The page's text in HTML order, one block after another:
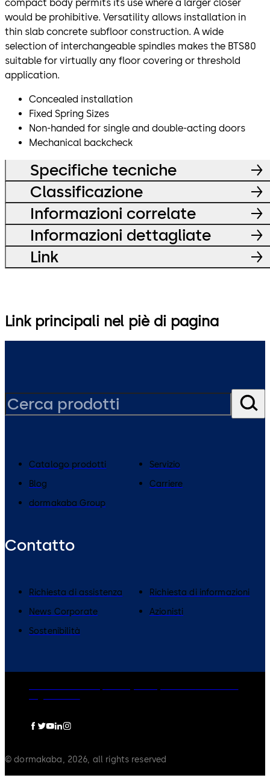
compact body permits its use where a larger closer
would be prohibitive. Versatility allows installation in
thin slab concrete subfloor construction. A wide
selection of interchangeable spindles makes the BTS80
suitable for virtually any floor covering or threshold
application.
Concealed installation
Fixed Spring Sizes
Non-handed for single and double-acting doors
Mechanical backcheck
Specifiche tecniche
Classificazione
Informazioni correlate
Informazioni dettagliate
Link
Link principali nel piè di pagina
Catalogo prodotti
Servizio
Blog
Carriere
dormakaba Group
Contatto
​Richiesta di assistenza
Richiesta di informazioni
News Corporate
Azionisti
Sostenibilità
© dormakaba, 2026, all rights reserved